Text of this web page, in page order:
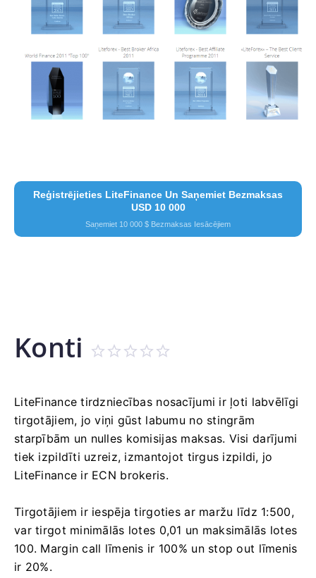
Reģistrējieties LiteFinance Un Saņemiet Bezmaksas
USD 10 000
Saņemiet 10 000 $ Bezmaksas Iesācējiem
Konti
LiteFinance tirdzniecības nosacījumi ir ļoti labvēlīgi
tirgotājiem, jo ​​viņi gūst labumu no stingrām
starpībām un nulles komisijas maksas. Visi darījumi
tiek izpildīti uzreiz, izmantojot tirgus izpildi, jo
LiteFinance ir ECN brokeris.
Tirgotājiem ir iespēja tirgoties ar maržu līdz 1:500,
var tirgot minimālās lotes 0,01 un maksimālās lotes
100. Margin call līmenis ir 100% un stop out līmenis
ir 20%.